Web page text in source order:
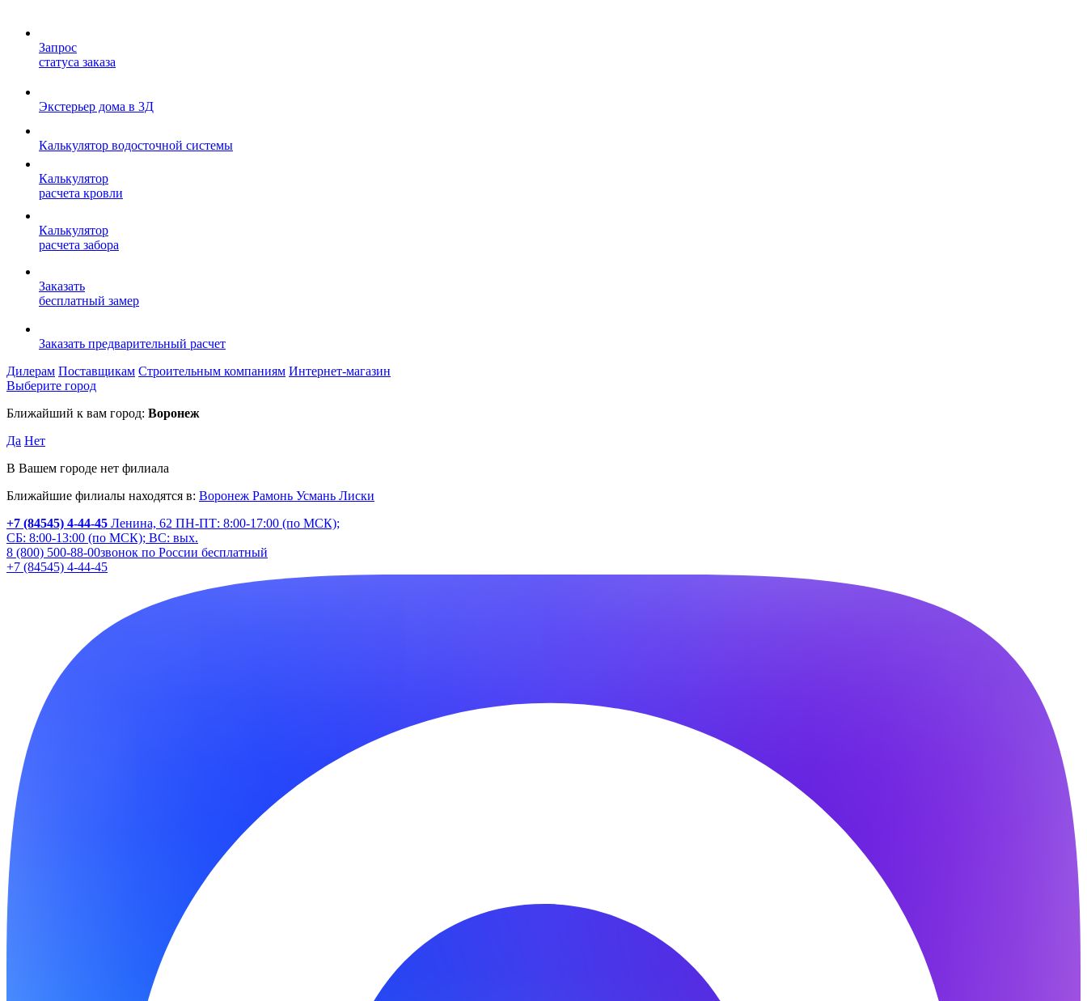
Запрос
статуса заказа
Экстерьер дома в 3Д
Калькулятор водосточной системы
Калькулятор
расчета кровли
Калькулятор
расчета забора
Заказать
бесплатный замер
Заказать предварительный расчет
Дилерам Поставщикам Строительным компаниям Интернет-магазин
Выберите город
Ближайший к вам город: Воронеж
Да Нет
В Вашем городе нет филиала
Ближайшие филиалы находятся в: Воронеж Рамонь Усмань Лиски
+7 (84545) 4-44-45 Ленина, 62 ПН-ПТ: 8:00-17:00 (по МСК);
СБ: 8:00-13:00 (по МСК); ВС: вых.
8 (800) 500-88-00звонок по России бесплатный
+7 (84545) 4-44-45